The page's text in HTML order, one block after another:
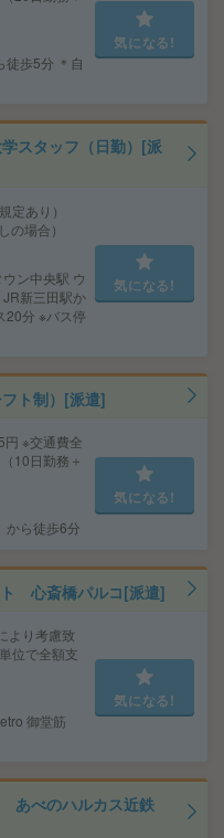
徒歩5分 ＊自
気になる!
スタッフ（日勤）[派
定あり）
の場合）
ン中央駅 ウ
新三田駅か
20分 ※バス停
気になる!
ト制）[派遣]
※交通費全
10日勤務＋
から徒歩6分
気になる!
ト 心斎橋パルコ[派遣]
より考慮致
位で全額支
御堂筋
気になる!
あべのハルカス近鉄